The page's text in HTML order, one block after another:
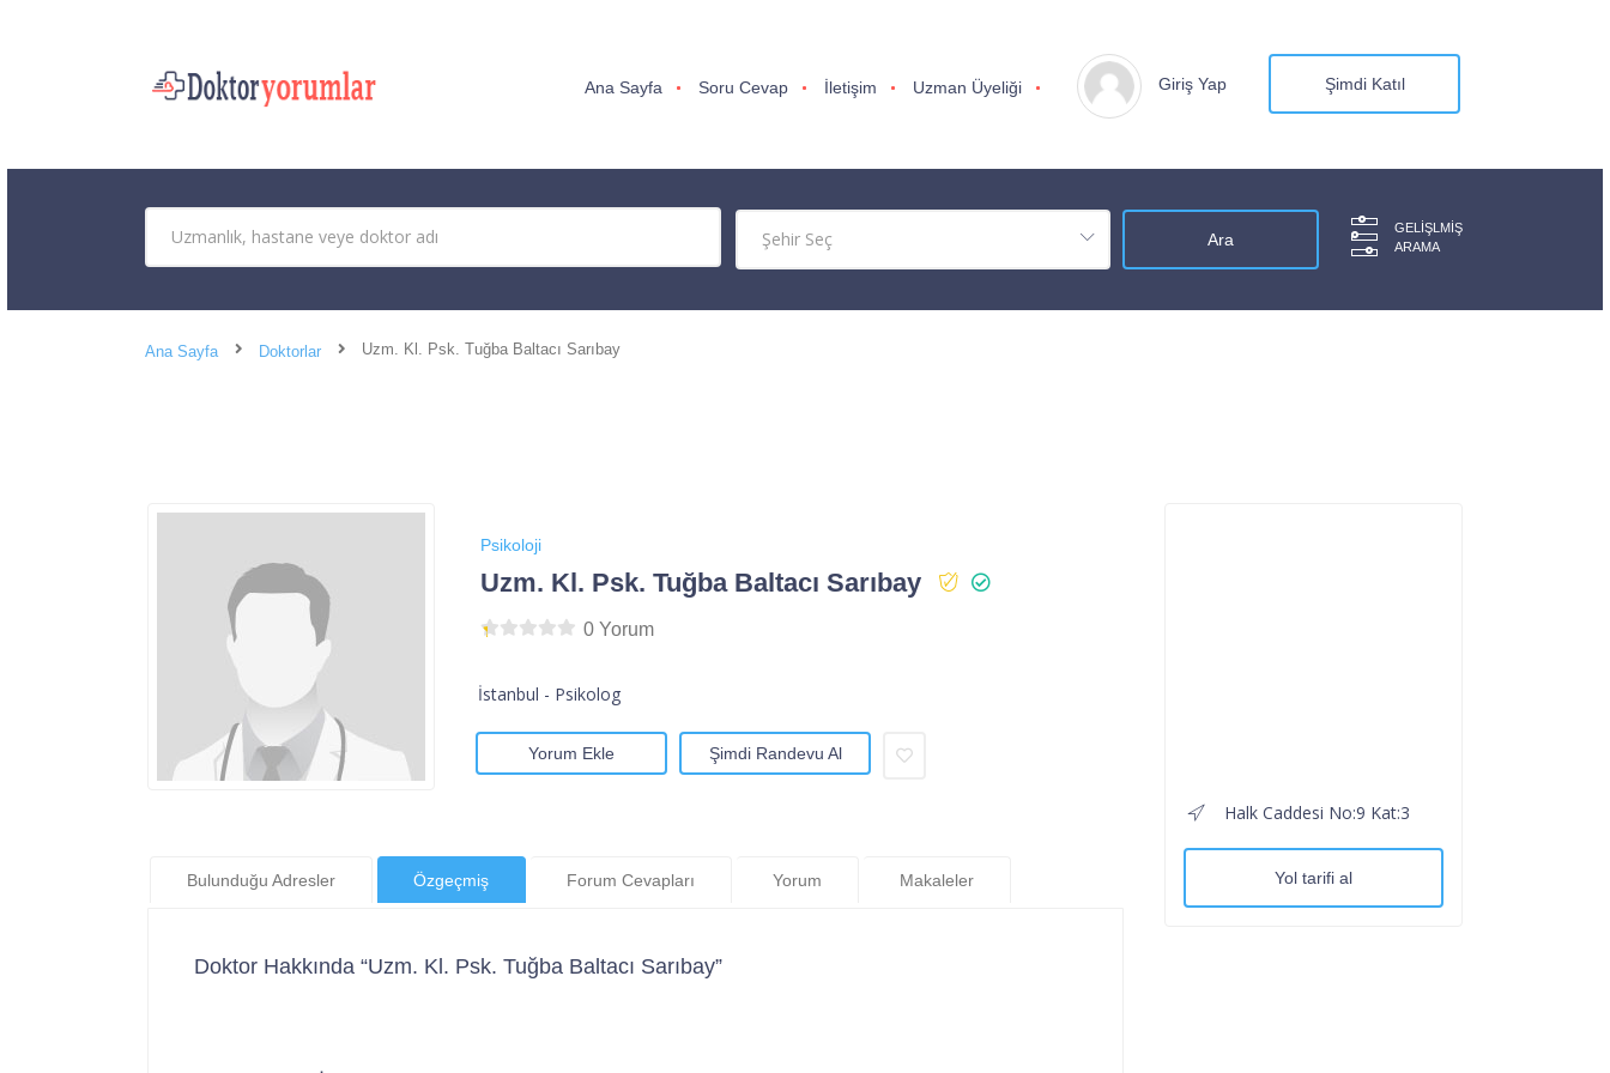
Ana Sayfa Soru Cevap İletişim Uzman Üyeliği Giriş Yap Şimdi Katıl
GELIŞLMIŞ
ARAMA
Ana Sayfa Doktorlar Uzm. Kl. Psk. Tuğba Baltacı Sarıbay
Psikoloji
Uzm. Kl. Psk. Tuğba Baltacı Sarıbay
0 Yorum
İstanbul - Psikolog
Yorum Ekle Şimdi Randevu Al
Bulunduğu Adresler Özgeçmiş Forum Cevapları Yorum Makaleler
Doktor Hakkında “Uzm. Kl. Psk. Tuğba Baltacı Sarıbay”
Halk Caddesi No:9 Kat:3
Yol tarifi al